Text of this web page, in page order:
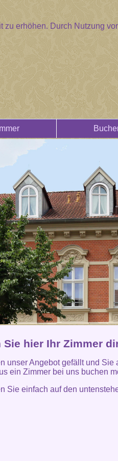
erhöhen. Durch Nutzung
Sie hier Ihr Zimmer
unser Angebot gefällt und Sie
ein Zimmer bei uns buchen
Sie einfach auf den